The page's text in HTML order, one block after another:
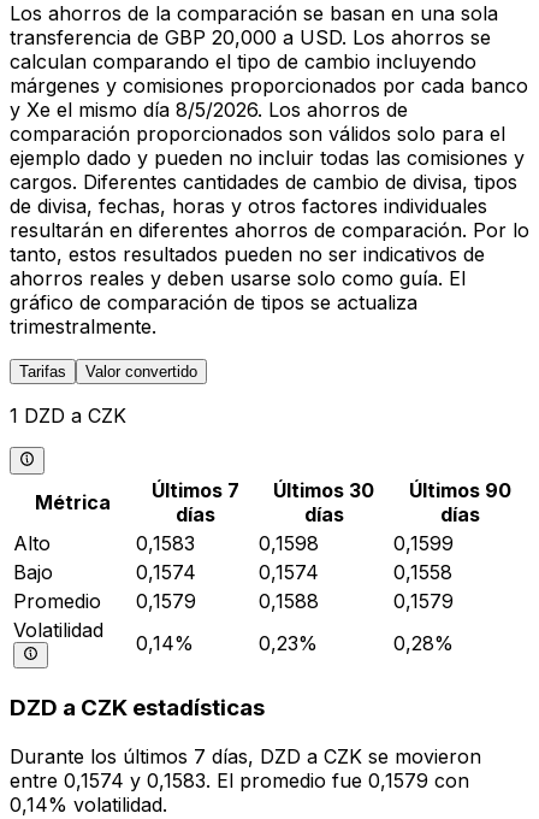
Los ahorros de la comparación se basan en una sola
transferencia de GBP 20,000 a USD. Los ahorros se
calculan comparando el tipo de cambio incluyendo
márgenes y comisiones proporcionados por cada banco
y Xe el mismo día 8/5/2026. Los ahorros de
comparación proporcionados son válidos solo para el
ejemplo dado y pueden no incluir todas las comisiones y
cargos. Diferentes cantidades de cambio de divisa, tipos
de divisa, fechas, horas y otros factores individuales
resultarán en diferentes ahorros de comparación. Por lo
tanto, estos resultados pueden no ser indicativos de
ahorros reales y deben usarse solo como guía. El
gráfico de comparación de tipos se actualiza
trimestralmente.
Tarifas Valor convertido
1 DZD a CZK
Métrica
Últimos 7
días
Últimos 30
días
Últimos 90
días
Alto
0,1583 0,1598
0,1599
Bajo
0,1574 0,1574
0,1558
Promedio
0,1579 0,1588
0,1579
Volatilidad
0,14% 0,23% 0,28%
DZD a CZK estadísticas
Durante los últimos 7 días, DZD a CZK se movieron
entre 0,1574 y 0,1583. El promedio fue 0,1579 con
0,14% volatilidad.